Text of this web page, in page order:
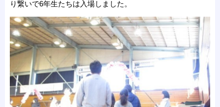
り繋いで6年生たちは入場しました。